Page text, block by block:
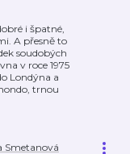
i špatné,
A přesně to
soudobých
v roce 1975
Londýna a
trnou
Smetanová